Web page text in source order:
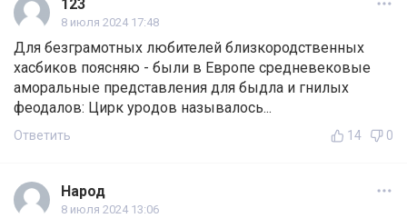
123
8 июля 2024 17:48
Для безграмотных любителей близкородственных
хасбиков поясняю - были в Европе средневековые
аморальные представления для быдла и гнилых
феодалов: Цирк уpoдов называлось...
Ответить 14 0
Народ
8 июля 2024 13:06